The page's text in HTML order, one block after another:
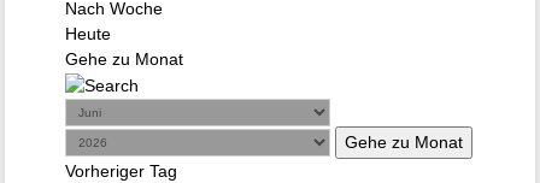
Nach Woche
Heute
Gehe zu Monat
Gehe zu Monat
Vorheriger Tag